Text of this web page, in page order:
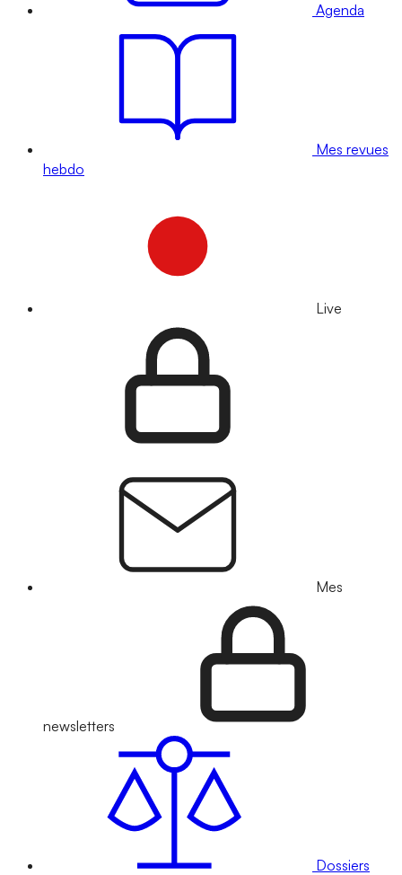
Agenda
Mes revues
hebdo
Live
Mes
newsletters
Dossiers